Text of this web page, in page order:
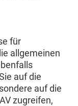
für
allgemeinen
auf die
auf die
zugreifen,